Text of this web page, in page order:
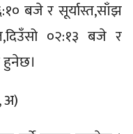
बजे र सूर्यास्त,साँझ
०२:१३ बजे र
हुनेछ।
अ)